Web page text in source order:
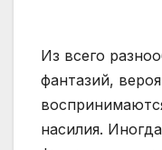
Из всего
фантазий,
насилия.